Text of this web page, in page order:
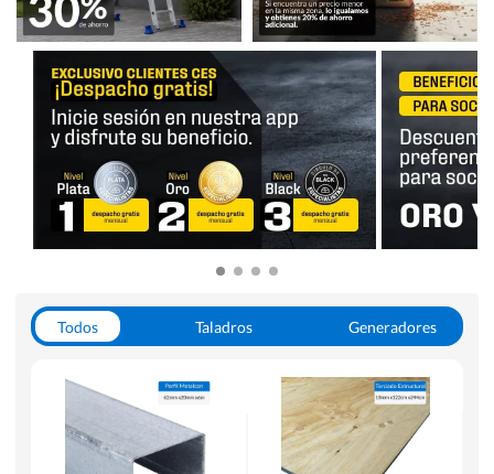
Todos Taladros
Generadores
Herramientas Manuales
Sierras Circulares